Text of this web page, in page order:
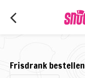
Frisdrank bestellen